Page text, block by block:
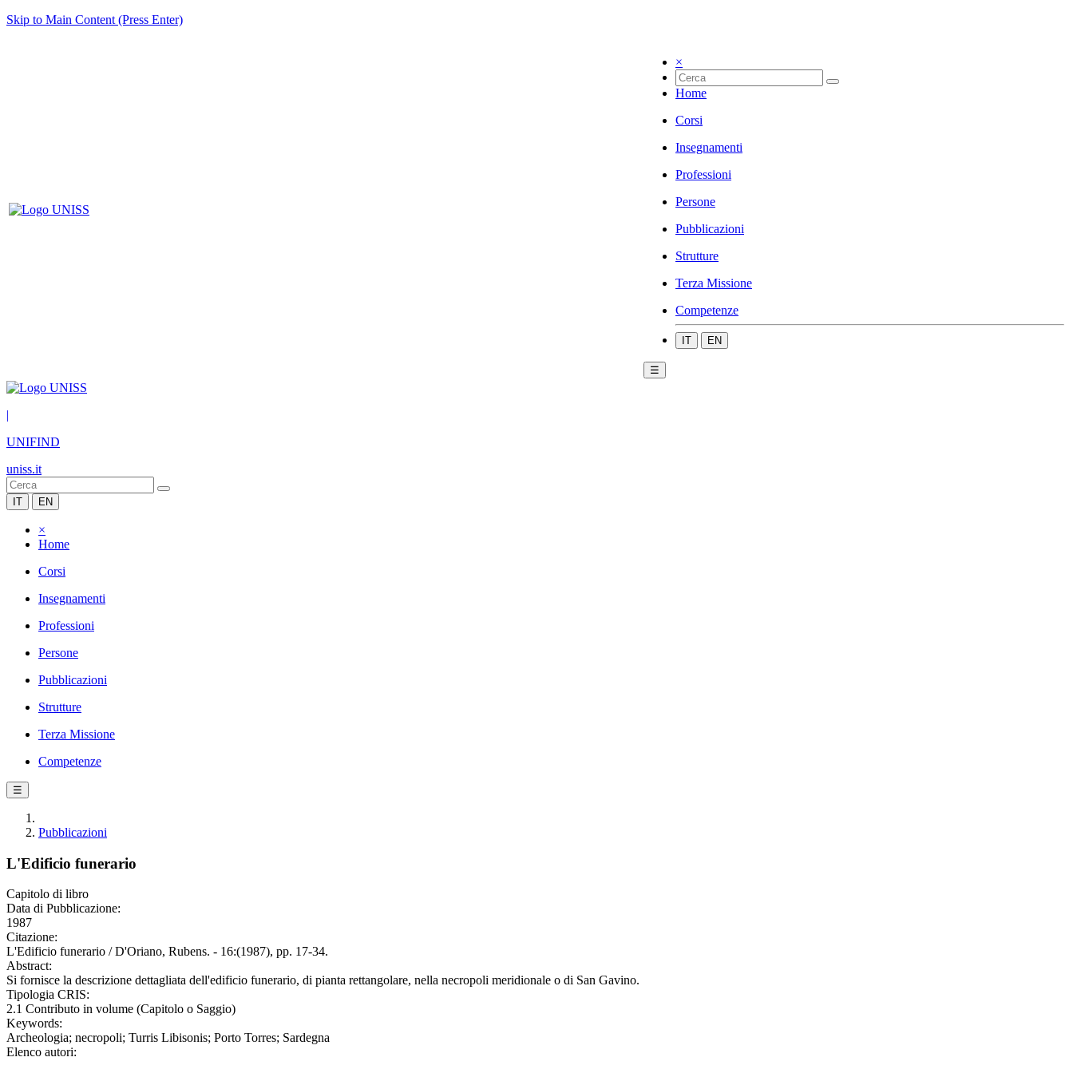
Skip to Main Content (Press Enter)
×
Home
Corsi
Insegnamenti
Professioni
Persone
Pubblicazioni
Strutture
Terza Missione
Competenze
IT EN
☰
|
UNIFIND
uniss.it
IT EN
×
Home
Corsi
Insegnamenti
Professioni
Persone
Pubblicazioni
Strutture
Terza Missione
Competenze
☰
Pubblicazioni
L'Edificio funerario
Capitolo di libro
Data di Pubblicazione:
1987
Citazione:
L'Edificio funerario / D'Oriano, Rubens. - 16:(1987), pp. 17-34.
Abstract:
Si fornisce la descrizione dettagliata dell'edificio funerario, di pianta rettangolare, nella necropoli meridionale o di San Gavino.
Tipologia CRIS:
2.1 Contributo in volume (Capitolo o Saggio)
Keywords:
Archeologia; necropoli; Turris Libisonis; Porto Torres; Sardegna
Elenco autori: